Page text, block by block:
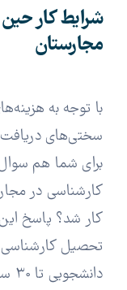
شرایط کار
مجارستان
با توجه به
سختی‌های
برای شما هم
کارشناسی در
کار شد؟ پاسخ
تحصیل